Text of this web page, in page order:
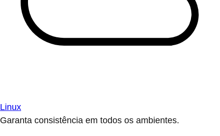
Linux
Garanta consistência em todos os ambientes.